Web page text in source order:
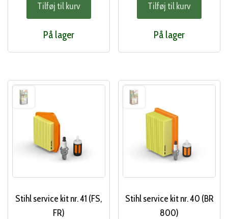
Tilføj til kurv
På lager
pris
var:
179,00 kr..
Tilføj til kurv
På lager
Stihl service kit nr. 41 (FS,
FR)
Stihl service kit nr. 40 (BR
800)